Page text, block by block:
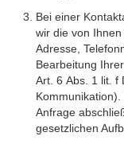
Bei einer
wir die von
Adresse,
Bearbeitung
Art. 6 Abs. 1 lit. f
Anfrage
gesetzlichen